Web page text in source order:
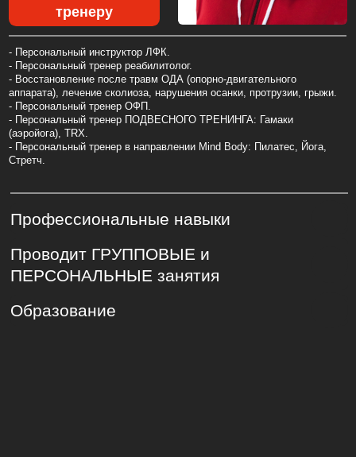
Профессиональные навыки
- Персональный инструктор ЛФК.
- Персональный тренер реабилитолог.
- Восстановление после травм ОДА (опорно-двигательного
аппарата), лечение сколиоза, нарушения осанки, протрузии, грыжи.
- Персональный тренер ОФП.
- Персональный тренер ПОДВЕСНОГО ТРЕНИНГА: Гамаки
(аэройога), TRX.
- Персональный тренер в направлении Mind Body: Пилатес, Йога,
Стретч.